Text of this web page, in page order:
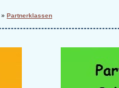
» Partnerklassen